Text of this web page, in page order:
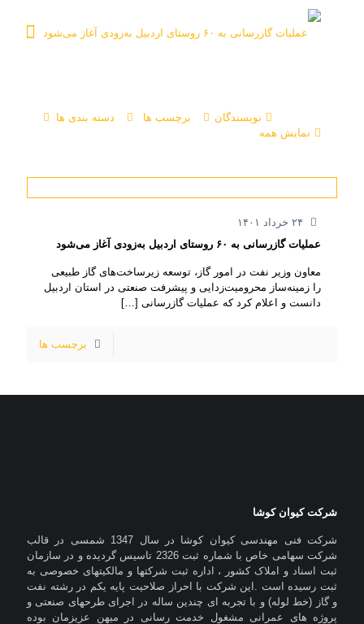
دسته بندی ها برچسب ها
نویسندگان
نمایش همه
۲۴ خرداد ۱۴۰۱
عملیات گازرسانی به ۶۰ روستای اردبیل به‌زودی آغاز می‌شود
معاون وزیر نفت در امور گاز، توسعه زیرساخت‌های گاز طبیعی
را زمینه‌ساز محرومیت‌زدایی و پیشرفت صنعتی در استان اردبیل
دانست و اعلام کرد که عملیات گازرسانی […]
برچسب ها
شرکت کیوان کوشا
شرکت فنی مهندسی کیوان کوشا در سال 1347 شمسی در قالب
شرکت سهامی خاص با شماره ثبت 2326 تاسیس گردیده و در سازمان
ثبت اسناد و املاک کشور ، اداره ثبت شرکتها و مالکیتهای خصوصی به
ثبت رسیده است .این شرکت با احراز صلاحیت پایه یکم در رشته نفت
و گاز (خط لوله) و با تجربه ای چندین ساله در اجرای طرحهای صنعتی و
پروژه های عمرانی مشغول خدمت رسانی در میهن عزیزمان بوده